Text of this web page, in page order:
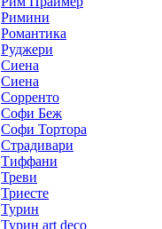
Римини
Романтика
Руджери
Сиена
Сиена
Сорренто
Софи Беж
Софи Тортора
Страдивари
Тиффани
Треви
Триесте
Турин
Турин art deco